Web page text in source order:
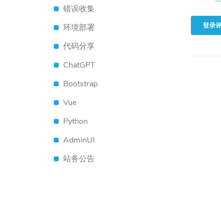
错误收集
环境部署
代码分享
ChatGPT
Bootstrap
Vue
Python
AdminUI
站务公告
登录